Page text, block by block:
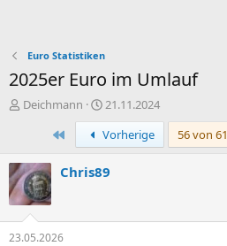
Euro Statistiken
2025er Euro im Umlauf
E
e
l
l
e
r
Deichmann
E
r
s
t
e
21.11.2024
Erste
Vorherige 56 von 61
Chris89
23.05.2026